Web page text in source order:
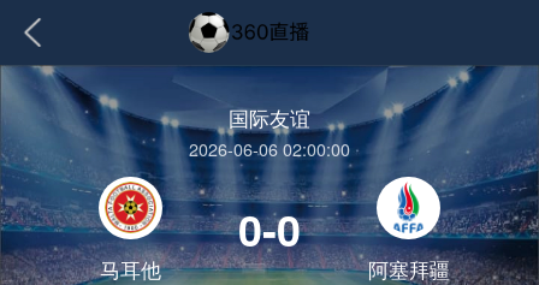
国际友谊
2026-06-06 02:00:00
马耳他
0-0
阿塞拜疆